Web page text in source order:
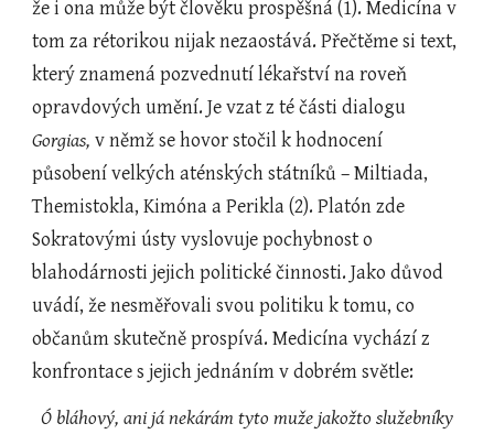
že i ona může být člověku prospěšná (1). Medicína v
tom za rétorikou nijak nezaostává. Přečtěme si text,
který znamená pozvednutí lékařství na roveň
Gorgias, v němž se hovor stočil k hodnocení
působení velkých aténských státníků – Miltiada,
Themistokla, Kimóna a Perikla (2). Platón zde
Sokratovými ústy vyslovuje pochybnost o
blahodárnosti jejich politické činnosti. Jako důvod
uvádí, že nesměřovali svou politiku k tomu, co
občanům skutečně prospívá. Medicína vychází z
konfrontace s jejich jednáním v dobrém světle:
Ó bláhový, ani já nekárám tyto muže jakožto služebníky